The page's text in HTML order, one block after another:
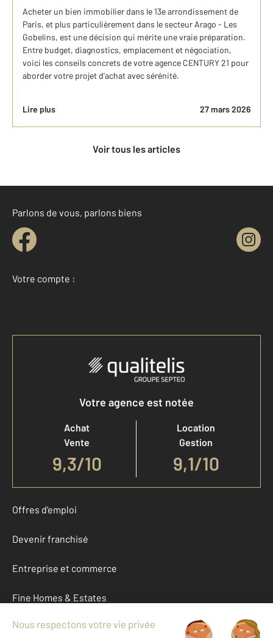
Acheter un bien immobilier dans le 13e arrondissement de
Paris, et plus particulièrement dans le secteur Arago - Les
Gobelins, est une décision qui mérite une vraie préparation.
Entre budget, diagnostics, emplacement et négociation,
voici les conseils concrets de votre agence CENTURY 21 pour
aborder votre projet d'achat avec sérénité.
Lire plus 27 mars 2026
Voir tous les articles
Parlons de vous, parlons biens
Votre compte :
Accéder à mon compte
Votre agence est notée
Achat
Vente
9,3/10
Location
Gestion
9,1/10
Offres d'emploi
Devenir franchisé
Entreprise et commerce
Fine Homes & Estates
À propos